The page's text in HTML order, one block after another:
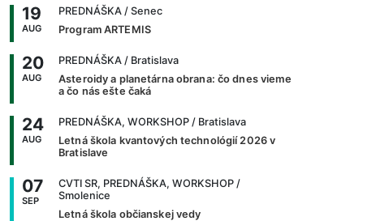
19
AUG
PREDNÁŠKA / Senec
Program ARTEMIS
20
AUG
PREDNÁŠKA / Bratislava
Asteroidy a planetárna obrana: čo dnes vieme
a čo nás ešte čaká
24
AUG
PREDNÁŠKA, WORKSHOP / Bratislava
Letná škola kvantových technológií 2026 v
Bratislave
07
SEP
CVTI SR, PREDNÁŠKA, WORKSHOP /
Smolenice
Letná škola občianskej vedy